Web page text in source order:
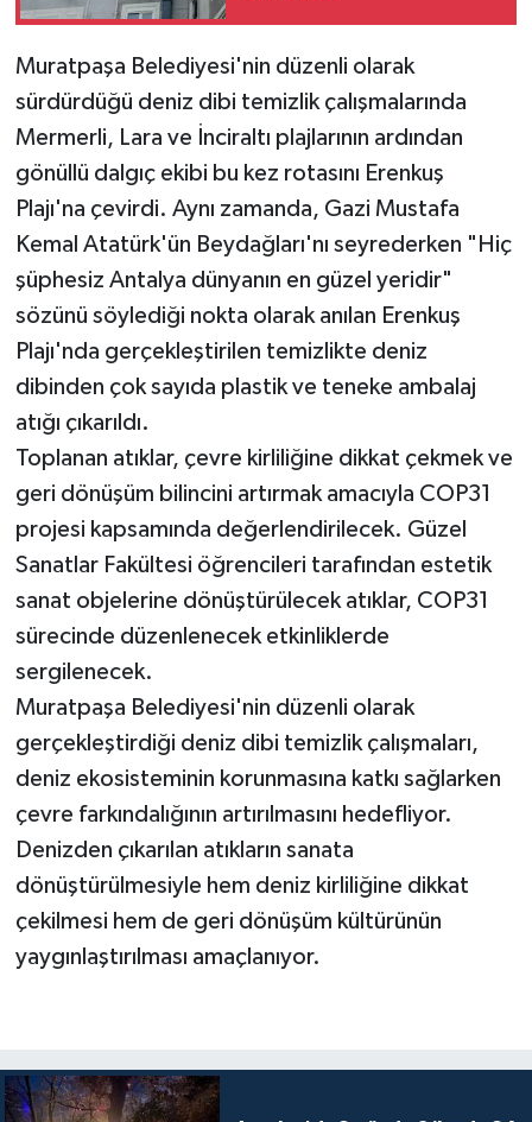
Muratpaşa Belediyesi'nin düzenli olarak
sürdürdüğü deniz dibi temizlik çalışmalarında
Mermerli, Lara ve İnciraltı plajlarının ardından
gönüllü dalgıç ekibi bu kez rotasını Erenkuş
Plajı'na çevirdi. Aynı zamanda, Gazi Mustafa
Kemal Atatürk'ün Beydağları'nı seyrederken "Hiç
şüphesiz Antalya dünyanın en güzel yeridir"
sözünü söylediği nokta olarak anılan Erenkuş
Plajı'nda gerçekleştirilen temizlikte deniz
dibinden çok sayıda plastik ve teneke ambalaj
atığı çıkarıldı.
Toplanan atıklar, çevre kirliliğine dikkat çekmek ve
geri dönüşüm bilincini artırmak amacıyla COP31
projesi kapsamında değerlendirilecek. Güzel
Sanatlar Fakültesi öğrencileri tarafından estetik
sanat objelerine dönüştürülecek atıklar, COP31
sürecinde düzenlenecek etkinliklerde
sergilenecek.
Muratpaşa Belediyesi'nin düzenli olarak
gerçekleştirdiği deniz dibi temizlik çalışmaları,
deniz ekosisteminin korunmasına katkı sağlarken
çevre farkındalığının artırılmasını hedefliyor.
Denizden çıkarılan atıkların sanata
dönüştürülmesiyle hem deniz kirliliğine dikkat
çekilmesi hem de geri dönüşüm kültürünün
yaygınlaştırılması amaçlanıyor.
Teknoloji
Televizyon
Turizm